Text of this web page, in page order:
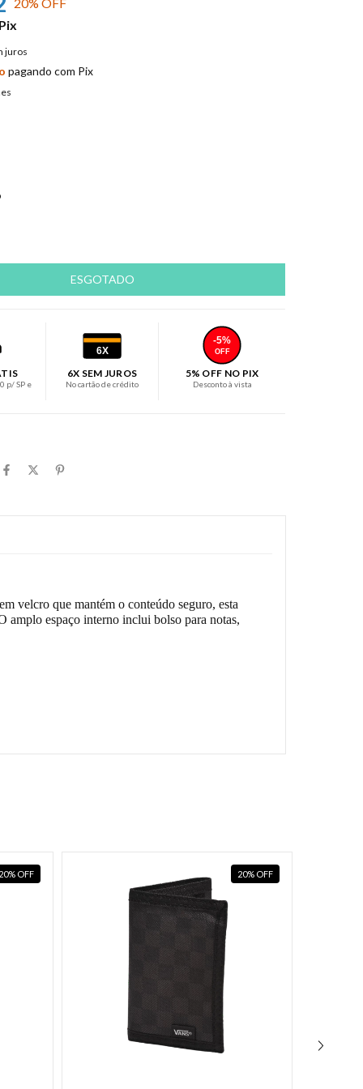
Pix
juros
pagando com Pix
p/ SP e
6X
6X SEM JUROS
No cartão de crédito
-5%
OFF
5% OFF NO PIX
Desconto à vista
velcro que mantém o conteúdo seguro, esta
amplo espaço interno inclui bolso para notas,
20% OFF 20% OFF